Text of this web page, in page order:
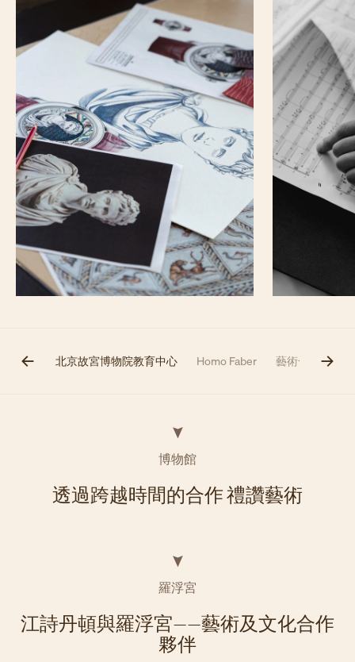
物館 北京故宮博物院教育中心 Homo Faber 藝術合作計劃
博物館
透過跨越時間的合作 禮讚藝術
羅浮宮
江詩丹頓與羅浮宮——藝術及文化合作
夥伴